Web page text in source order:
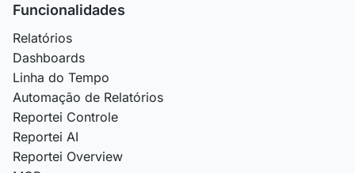
Funcionalidades
Relatórios
Dashboards
Linha do Tempo
Automação de Relatórios
Reportei Controle
Reportei AI
Reportei Overview